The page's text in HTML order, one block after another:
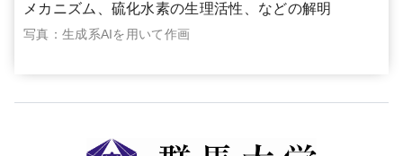
メカニズム、硫化水素の生理活性、などの解明
写真：生成系AIを用いて作画